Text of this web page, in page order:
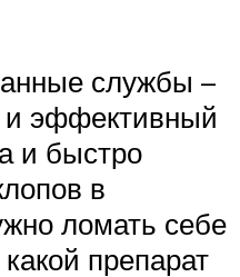
службы –
эффективный
и быстро
в
ломать себе
препарат